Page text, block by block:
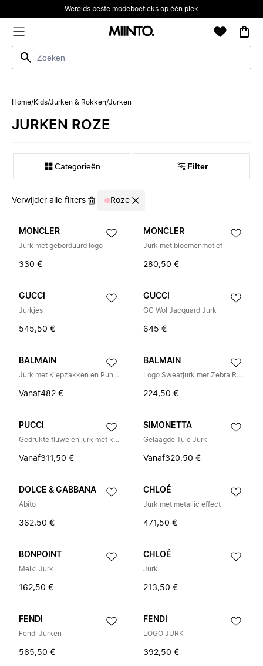
Werelds beste modeboetieks op één plek
Home/Kids/Jurken & Rokken/Jurken
JURKEN ROZE
Categorieën Filter
Verwijder alle filters Roze
MONCLER
Jurk met geborduurd logo
330 €
MONCLER
Jurk met bloemenmotief
280,50 €
GUCCI
Jurkjes
545,50 €
GUCCI
GG Wol Jacquard Jurk
645 €
BALMAIN
Jurk met Klepzakken en Puntkraag
Vanaf482 €
BALMAIN
Logo Sweatjurk met Zebra Rok
224,50 €
PUCCI
Gedrukte fluwelen jurk met knopen
Vanaf311,50 €
SIMONETTA
Gelaagde Tule Jurk
Vanaf320,50 €
DOLCE & GABBANA
Abito
362,50 €
CHLOÉ
Jurk met metallic effect
471,50 €
BONPOINT
Meiki Jurk
162,50 €
CHLOÉ
Jurk
213,50 €
FENDI
Fendi Jurken
565,50 €
FENDI
LOGO JURK
392,50 €